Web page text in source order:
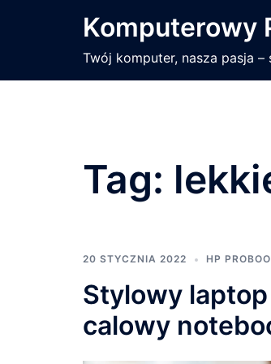
Komputerowy
Twój komputer, nasza pasja
Tag:
20 STYCZNIA 2022 HP
Stylowy
calowy